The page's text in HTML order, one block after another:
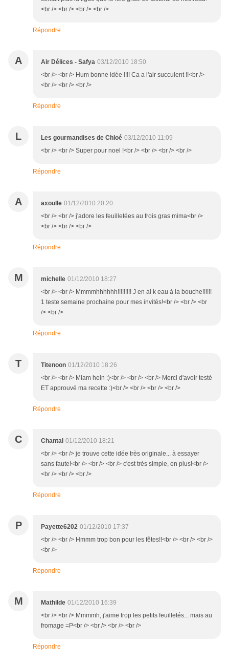
<br /> <br /> <br /> <br />
Répondre
A Air Délices - Safya 03/12/2010 18:50
<br /> <br /> Hum bonne idée !!!! Ca a l'air succulent !!<br />
<br /> <br /> <br />
Répondre
L Les gourmandises de Chloé 03/12/2010 11:09
<br /> <br /> Super pour noel !<br /> <br /> <br /> <br />
Répondre
A axoulle 01/12/2010 20:20
<br /> <br /> j'adore les feuilletées au frois gras mima<br />
<br /> <br /> <br />
Répondre
M michelle 01/12/2010 18:27
<br /> <br /> Mmmmhhhhhh!!!!!!!!! J en ai k eau à la bouche!!!!!!
1 teste semaine prochaine pour mes invités!<br /> <br /> <br
/> <br />
Répondre
T Titenoon 01/12/2010 18:26
<br /> <br /> Miam hein :)<br /> <br /> <br /> Merci d'avoir testé
ET approuvé ma recette :)<br /> <br /> <br /> <br />
Répondre
C Chantal 01/12/2010 18:21
<br /> <br /> je trouve cette idée très originale... à essayer
sans faute!<br /> <br /> <br /> c'est très simple, en plus!<br />
<br /> <br /> <br />
Répondre
P Payette6202 01/12/2010 17:37
<br /> <br /> Hmmm trop bon pour les fêtes!!<br /> <br /> <br />
<br />
Répondre
M Mathilde 01/12/2010 16:39
<br /> <br /> Mmmmh, j'aime trop les petits feuilletés... mais au
fromage =P<br /> <br /> <br /> <br />
Répondre